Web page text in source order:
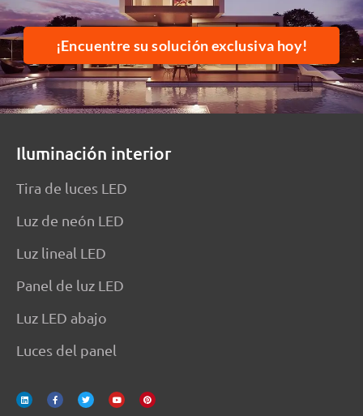
¡Encuentre su solución exclusiva hoy!
Iluminación interior
Tira de luces LED
Luz de neón LED
Luz lineal LED
Panel de luz LED
Luz LED abajo
Luces del panel
n
k
e
c
e
b
r
j
e
u
T
u
n
t
e